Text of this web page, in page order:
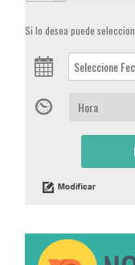
Si lo desea puede